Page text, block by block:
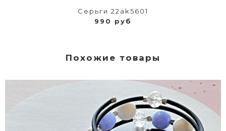
Серьги 22ak5601
990 руб
Похожие товары